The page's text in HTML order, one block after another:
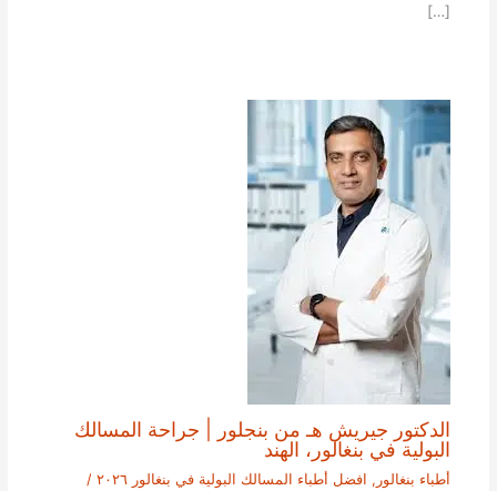
[…]
الدكتور جيريش هـ من بنجلور | جراحة المسالك
البولية في بنغالور، الهند
أطباء بنغالور , افضل أطباء المسالك البولية في بنغالور ٢٠٢٦
/